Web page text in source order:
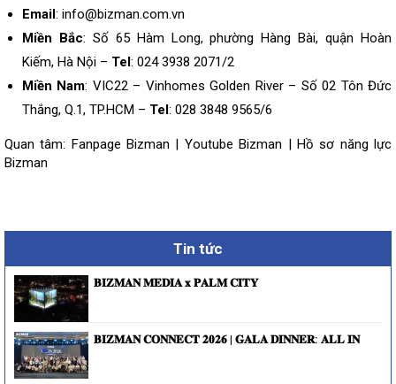
Email: info@bizman.com.vn
Miền Bắc: Số 65 Hàm Long, phường Hàng Bài, quận Hoàn
Kiếm, Hà Nội – Tel: 024 3938 2071/2
Miền Nam: VIC22 – Vinhomes Golden River – Số 02 Tôn Đức
Thắng, Q.1, TP.HCM – Tel: 028 3848 9565/6
Quan tâm: Fanpage Bizman | Youtube Bizman | Hồ sơ năng lực
Bizman
Tin tức
𝐁𝐈𝐙𝐌𝐀𝐍 𝐌𝐄𝐃𝐈𝐀 𝐱 𝐏𝐀𝐋𝐌 𝐂𝐈𝐓𝐘
𝐁𝐈𝐙𝐌𝐀𝐍 𝐂𝐎𝐍𝐍𝐄𝐂𝐓 𝟐𝟎𝟐𝟔 | 𝐆𝐀𝐋𝐀 𝐃𝐈𝐍𝐍𝐄𝐑: 𝐀𝐋𝐋 𝐈𝐍